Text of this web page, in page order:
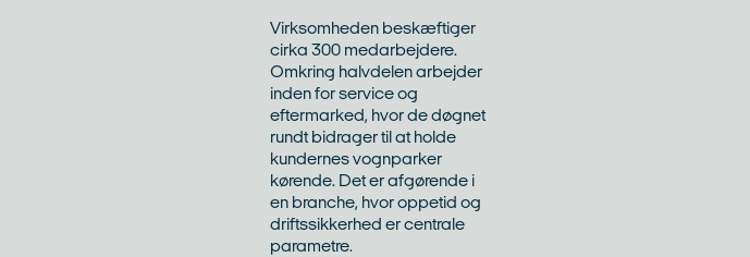
Virksomheden beskæftiger
cirka 300 medarbejdere.
Omkring halvdelen arbejder
inden for service og
eftermarked, hvor de døgnet
rundt bidrager til at holde
kundernes vognparker
kørende. Det er afgørende i
en branche, hvor oppetid og
driftssikkerhed er centrale
parametre.